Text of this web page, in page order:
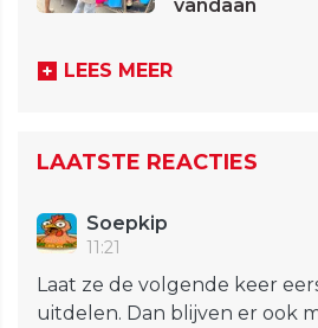
vandaan
LEES MEER
LAATSTE REACTIES
Soepkip
11:21
Laat ze de volgende keer
uitdelen. Dan blijven er ook